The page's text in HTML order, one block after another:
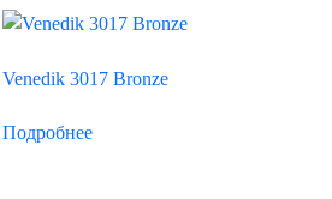
Venedik 3017 Bronze
Подробнее